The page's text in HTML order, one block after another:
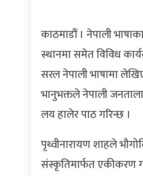
काठमाडौं । नेपाली
स्थानमा समेत विविध
सरल नेपाली भाषामा
भानुभक्तले नेपाली
लय हालेर पाठ गरिन्छ ।
पृथ्वीनारायण शाहले
संस्कृतिमार्फत एकीकरण